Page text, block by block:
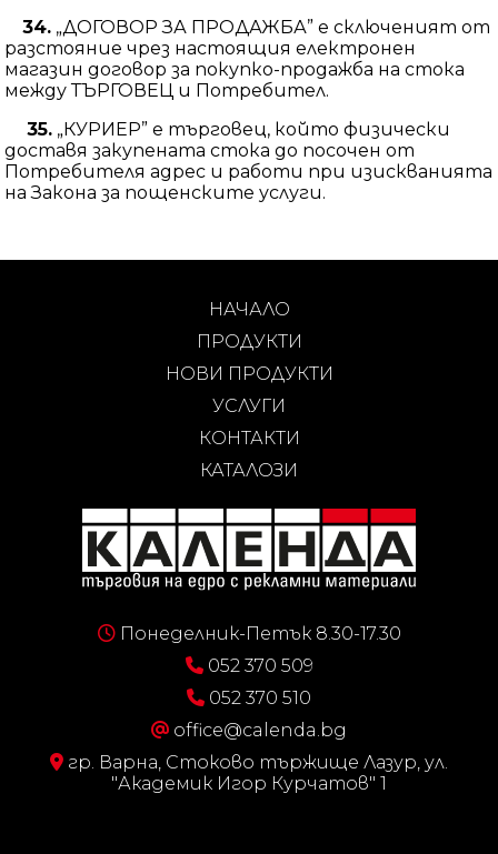
34. „ДОГОВОР ЗА ПРОДАЖБА” е сключеният от
разстояние чрез настоящия електронен
магазин договор за покупко-продажба на стока
между ТЪРГОВЕЦ и Потребител.
35. „КУРИЕР” е търговец, който физически
доставя закупената стока до посочен от
Потребителя адрес и работи при изискванията
на Закона за пощенските услуги.
НАЧАЛО
ПРОДУКТИ
НОВИ ПРОДУКТИ
УСЛУГИ
КОНТАКТИ
КАТАЛОЗИ
Понеделник-Петък 8.30-17.30
052 370 509
052 370 510
office@calenda.bg
гр. Варна, Стоково тържище Лазур, ул.
"Академик Игор Курчатов" 1